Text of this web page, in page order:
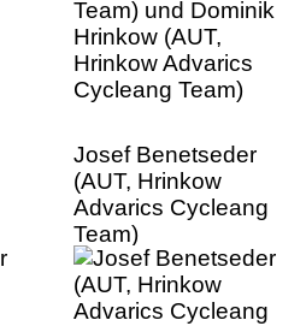
Josef Benetseder
(AUT, Hrinkow
Advarics Cycleang
Team)